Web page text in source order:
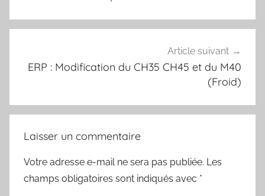
Article suivant
ERP : Modification du CH35 CH45 et du M40
(Froid)
Laisser un commentaire
Votre adresse e-mail ne sera pas publiée. Les
champs obligatoires sont indiqués avec *